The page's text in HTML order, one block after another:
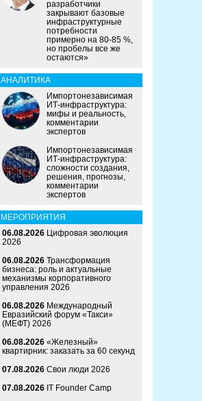
разработчики
закрывают базовые
инфраструктурные
потребности
примерно на 80-85 %,
но пробелы все же
остаются»
АНАЛИТИКА
Импортонезависимая
ИТ-инфраструктура:
мифы и реальность,
комментарии
экспертов
Импортонезависимая
ИТ-инфраструктура:
сложности создания,
решения, прогнозы,
комментарии
экспертов
МЕРОПРИЯТИЯ
06.08.2026 Цифровая эволюция
2026
06.08.2026 Трансформация
бизнеса: роль и актуальные
механизмы корпоративного
управления 2026
06.08.2026 Международный
Евразийский форум «Такси»
(МЕФТ) 2026
06.08.2026 «Железный»
квартирник: заказать за 60 секунд
07.08.2026 Свои люди 2026
07.08.2026 IT Founder Camp